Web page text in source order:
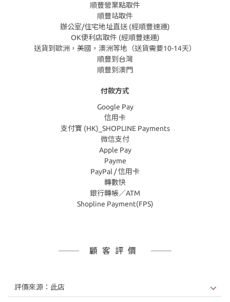
順豐營業點取件
順豐站取件
辦公室/住宅地址直送 (經順豐速運)
OK便利店取件 (經順豐速運)
送貨到歐洲，美國，澳洲等地（送貨需要10-14天）
順豐到台灣
順豐到澳門
付款方式
Google Pay
信用卡
支付寶 (HK)_SHOPLINE Payments
微信支付
Apple Pay
Payme
PayPal / 信用卡
轉數快
銀行轉帳／ATM
Shopline Payment(FPS)
顧客評價